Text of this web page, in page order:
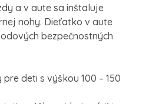
a v aute sa inštaluje
nohy. Dieťatko v aute
bezpečnostných
deti s výškou 100 – 150